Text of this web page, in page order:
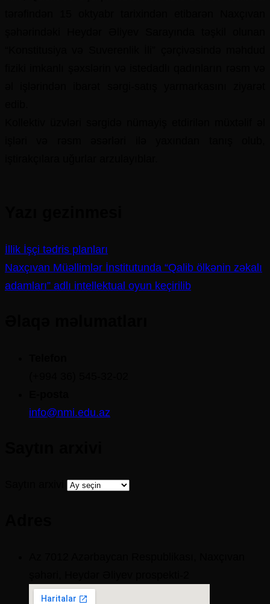
İllik İşçi tədris planları
Naxçıvan Müəllimlər İnstitutunda “Qalib ölkənin zəkalı
adamları” adlı intellektual oyun keçirilib
info@nmi.edu.az